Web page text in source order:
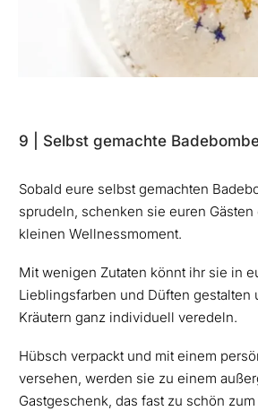
9 | Selbst gemachte
Sobald eure selbst gemachten
sprudeln, schenken sie euren
kleinen Wellnessmoment.
Mit wenigen Zutaten könnt ihr sie in
Lieblingsfarben und Düften gestalten
Kräutern ganz individuell veredeln.
Hübsch verpackt und mit einem
versehen, werden sie zu einem
Gastgeschenk, das fast zu schön